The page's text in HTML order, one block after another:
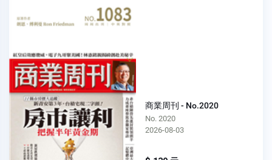
商業周刊 - No.2020
No. 2020
2026-08-03